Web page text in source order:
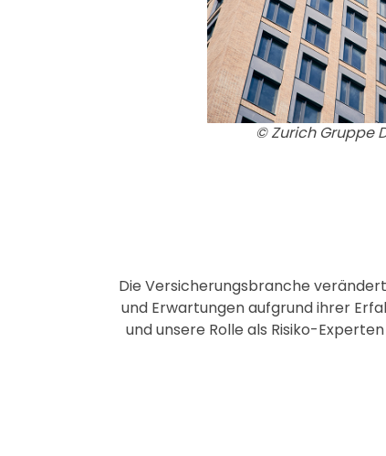
© Zurich Gruppe
Die Versicherungsbranche
und Erwartungen aufgrund ihrer
und unsere Rolle als Risiko-